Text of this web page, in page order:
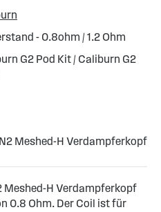
- 0.8ohm / 1.2 Ohm
G2 Pod Kit / Caliburn G2
Meshed-H Verdampferkopf
Meshed-H Verdampferkopf
0.8 Ohm. Der Coil ist für